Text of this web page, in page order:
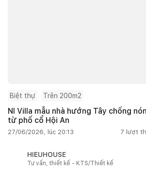
Biệt thự Trên 200m2
NI Villa mẫu nhà hướng Tây chống
từ phố cổ Hội An
27/06/2026, lúc 20:13 7 lượt
HIEUHOUSE
Tư vấn, thiết kế - KTS/Thiết kế